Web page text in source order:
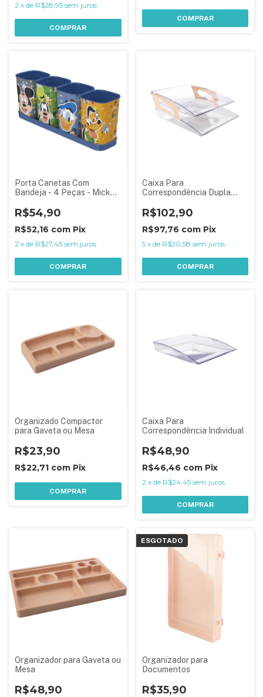
2 x de R$28,95 sem juros
COMPRAR
COMPRAR
Porta Canetas Com
Bandeja - 4 Peças - Mickey
R$54,90
R$52,16 com Pix
2 x de R$27,45 sem juros
COMPRAR
Caixa Para
Correspondência Dupla
R$102,90
R$97,76 com Pix
5 x de R$20,58 sem juros
COMPRAR
Organizado Compactor
para Gaveta ou Mesa
R$23,90
R$22,71 com Pix
COMPRAR
Caixa Para
Correspondência Individual
R$48,90
R$46,46 com Pix
2 x de R$24,45 sem juros
COMPRAR
Organizador para Gaveta ou
Mesa
R$48,90
ESGOTADO
Organizador para
Documentos
R$35,90